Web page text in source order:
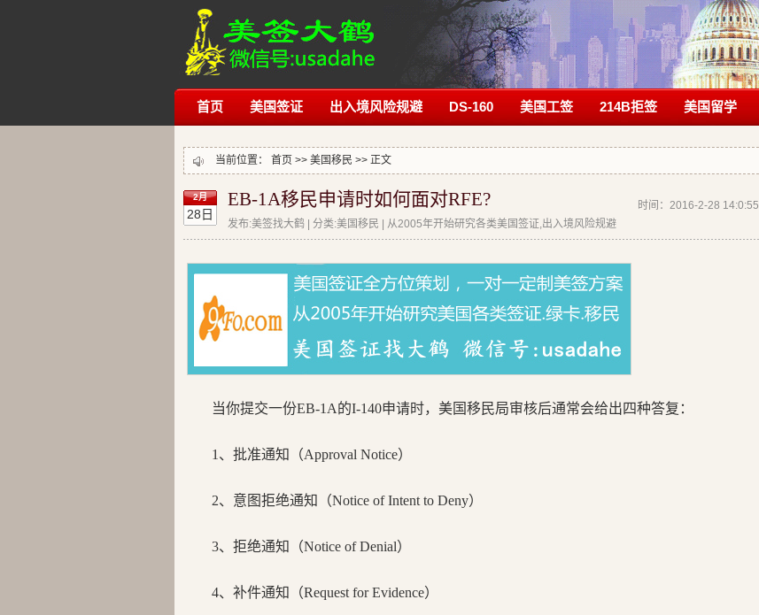
首页 美国签证 出入境风险规避 DS-160 美国工签 214B拒签 美国留学
当前位置： 首页 >> 美国移民 >> 正文
2月
28日
时间：2016-2-28 14:0:55
EB-1A移民申请时如何面对RFE?
发布:美签找大鹤 | 分类:美国移民 | 从2005年开始研究各类美国签证,出入境风险规避
当你提交一份EB-1A的I-140申请时，美国移民局审核后通常会给出四种答复：
1、批准通知（Approval Notice）
2、意图拒绝通知（Notice of Intent to Deny）
3、拒绝通知（Notice of Denial）
4、补件通知（Request for Evidence）